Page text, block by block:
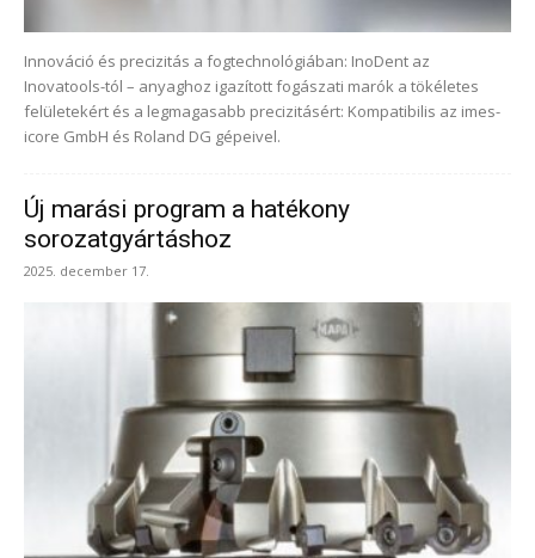
Innováció és precizitás a fogtechnológiában: InoDent az
Inovatools-tól – anyaghoz igazított fogászati marók a tökéletes
felületekért és a legmagasabb precizitásért: Kompatibilis az imes-
icore GmbH és Roland DG gépeivel.
Új marási program a hatékony
sorozatgyártáshoz
2025. december 17.